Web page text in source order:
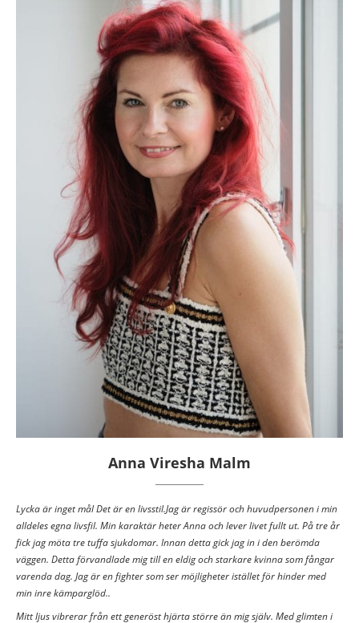
Anna Viresha Malm
Lycka är inget mål Det är en livsstil.Jag är regissör och huvudpersonen i min
alldeles egna livsfil. Min karaktär heter Anna och lever livet fullt ut. På tre år
fick jag möta tre tuffa sjukdomar. Innan detta gick jag in i den berömda
väggen. Detta förvandlade mig till en eldig och starkare kvinna som fångar
varenda dag. Jag är en fighter som ser möjligheter istället för hinder med
min inre kämparglöd..
Mitt ljus vibrerar från ett generöst hjärta större än mig själv. Med glimten i